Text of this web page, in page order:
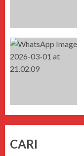
CARI